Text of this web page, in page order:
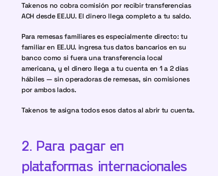
Takenos no cobra comisión por recibir transferencias
ACH desde EE.UU. El dinero llega completo a tu saldo.
Para remesas familiares es especialmente directo: tu
familiar en EE.UU. ingresa tus datos bancarios en su
banco como si fuera una transferencia local
americana, y el dinero llega a tu cuenta en 1 a 2 días
hábiles — sin operadoras de remesas, sin comisiones
por ambos lados.
Takenos te asigna todos esos datos al abrir tu cuenta.
2. Para pagar en
plataformas internacionales